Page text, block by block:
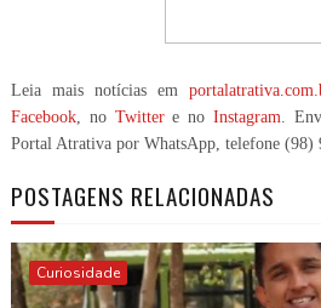
Leia mais notícias em
Facebook, no Twittere noInstagram .
Portal Atrativa por WhatsApp, telefone
POSTAGENS RELACIONADAS
Curiosidade